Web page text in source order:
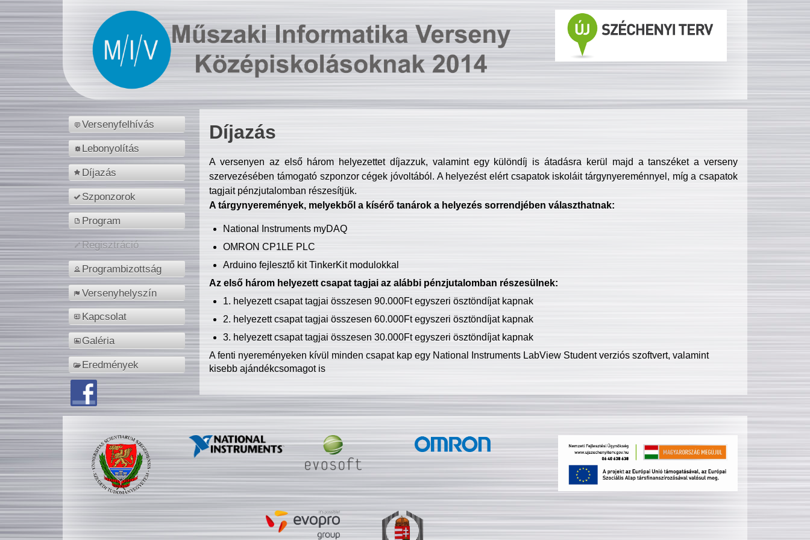
Versenyfelhívás
Lebonyolítás
Díjazás
Szponzorok
Program
Regisztráció
Programbizottság
Versenyhelyszín
Kapcsolat
Galéria
Eredmények
Díjazás
A versenyen az első három helyezettet díjazzuk, valamint egy különdíj is átadásra kerül majd a tanszéket a verseny
szervezésében támogató szponzor cégek jóvoltából. A helyezést elért csapatok iskoláit tárgynyereménnyel, míg a csapatok
tagjait pénzjutalomban részesítjük.
A tárgynyeremények, melyekből a kísérő tanárok a helyezés sorrendjében választhatnak:
National Instruments myDAQ
OMRON CP1LE PLC
Arduino fejlesztő kit TinkerKit modulokkal
Az első három helyezett csapat tagjai az alábbi pénzjutalomban részesülnek:
1. helyezett csapat tagjai összesen 90.000Ft egyszeri ösztöndíjat kapnak
2. helyezett csapat tagjai összesen 60.000Ft egyszeri ösztöndíjat kapnak
3. helyezett csapat tagjai összesen 30.000Ft egyszeri ösztöndíjat kapnak
A fenti nyereményeken kívül minden csapat kap egy National Instruments LabView Student verziós szoftvert, valamint
kisebb ajándékcsomagot is